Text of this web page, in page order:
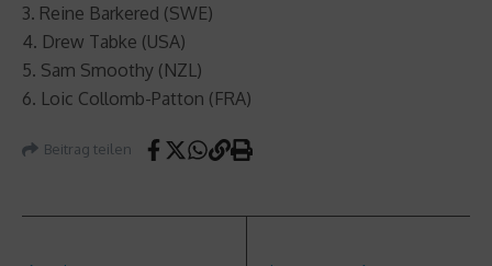
3. Reine Barkered (SWE)
4. Drew Tabke (USA)
5. Sam Smoothy (NZL)
6. Loic Collomb-Patton (FRA)
Beitrag teilen